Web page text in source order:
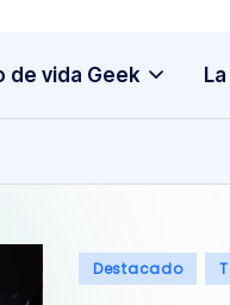
g
u
a
N
de vida Geek
Publicado
Destacado